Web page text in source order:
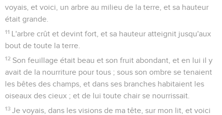
voyais, et voici, un arbre au milieu de la terre, et sa hauteur
était grande.
11 L'arbre crût et devint fort, et sa hauteur atteignit jusqu'aux
bout de toute la terre.
12 Son feuillage était beau et son fruit abondant, et en lui il y
avait de la nourriture pour tous ; sous son ombre se tenaient
les bêtes des champs, et dans ses branches habitaient les
oiseaux des cieux ; et de lui toute chair se nourrissait.
13 Je voyais, dans les visions de ma tête, sur mon lit, et voici